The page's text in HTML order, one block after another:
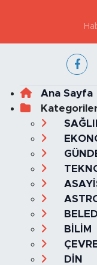
Ana Sayfa
BİLİM
DİN